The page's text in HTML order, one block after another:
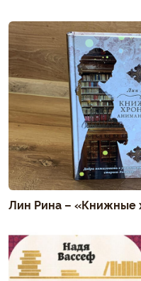
Лин Рина – «Книжные